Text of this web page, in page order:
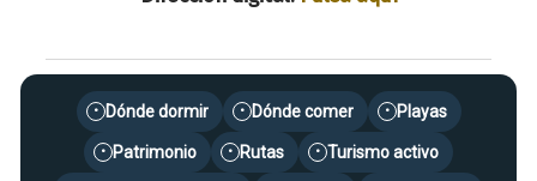
• Dónde dormir • Dónde comer • Playas
• Patrimonio • Rutas • Turismo activo